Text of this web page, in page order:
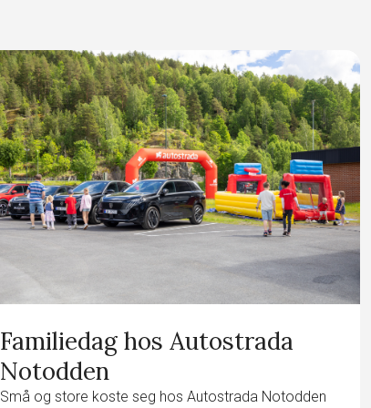
Familiedag hos Autostrada
Notodden
Små og store koste seg hos Autostrada Notodden